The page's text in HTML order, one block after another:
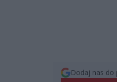
Dodaj nas do